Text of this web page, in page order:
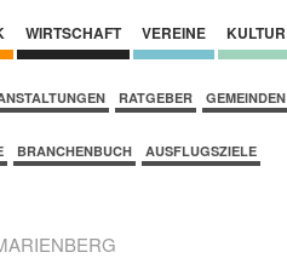
WIRTSCHAFT VEREINE KULTUR
RATGEBER GEMEINDEN
BRANCHENBUCH AUSFLUGSZIELE